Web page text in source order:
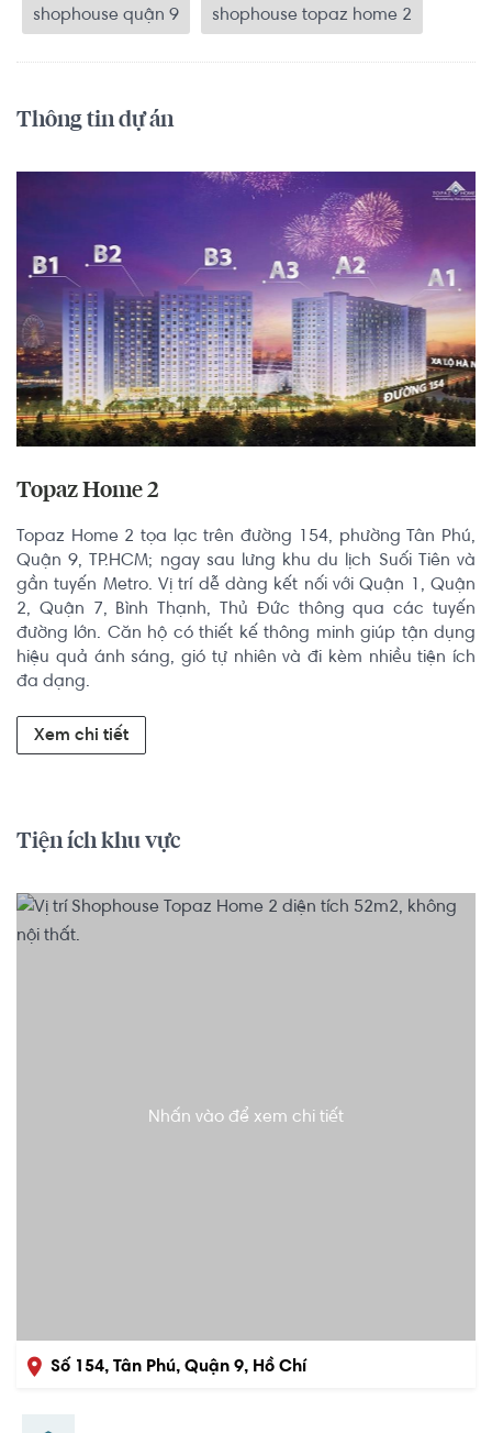
shophouse quận 9 shophouse topaz home 2
Thông tin dự án
Topaz Home 2
Topaz Home 2​ tọa lạc trên đường 154, phường Tân Phú,
Quận 9, TP.HCM; ngay sau lưng khu du lịch Suối Tiên và
gần tuyến Metro. Vị trí dễ dàng kết nối với Quận 1, Quận
2, Quận 7, Bình Thạnh, Thủ Đức thông qua các tuyến
đường lớn. Căn hộ có thiết kế thông minh giúp tận dụng
hiệu quả ánh sáng, gió tự nhiên và đi kèm nhiều tiện ích
đa dạng.
Xem chi tiết
Tiện ích khu vực
Nhấn vào để xem chi tiết
Số 154, Tân Phú, Quận 9, Hồ Chí